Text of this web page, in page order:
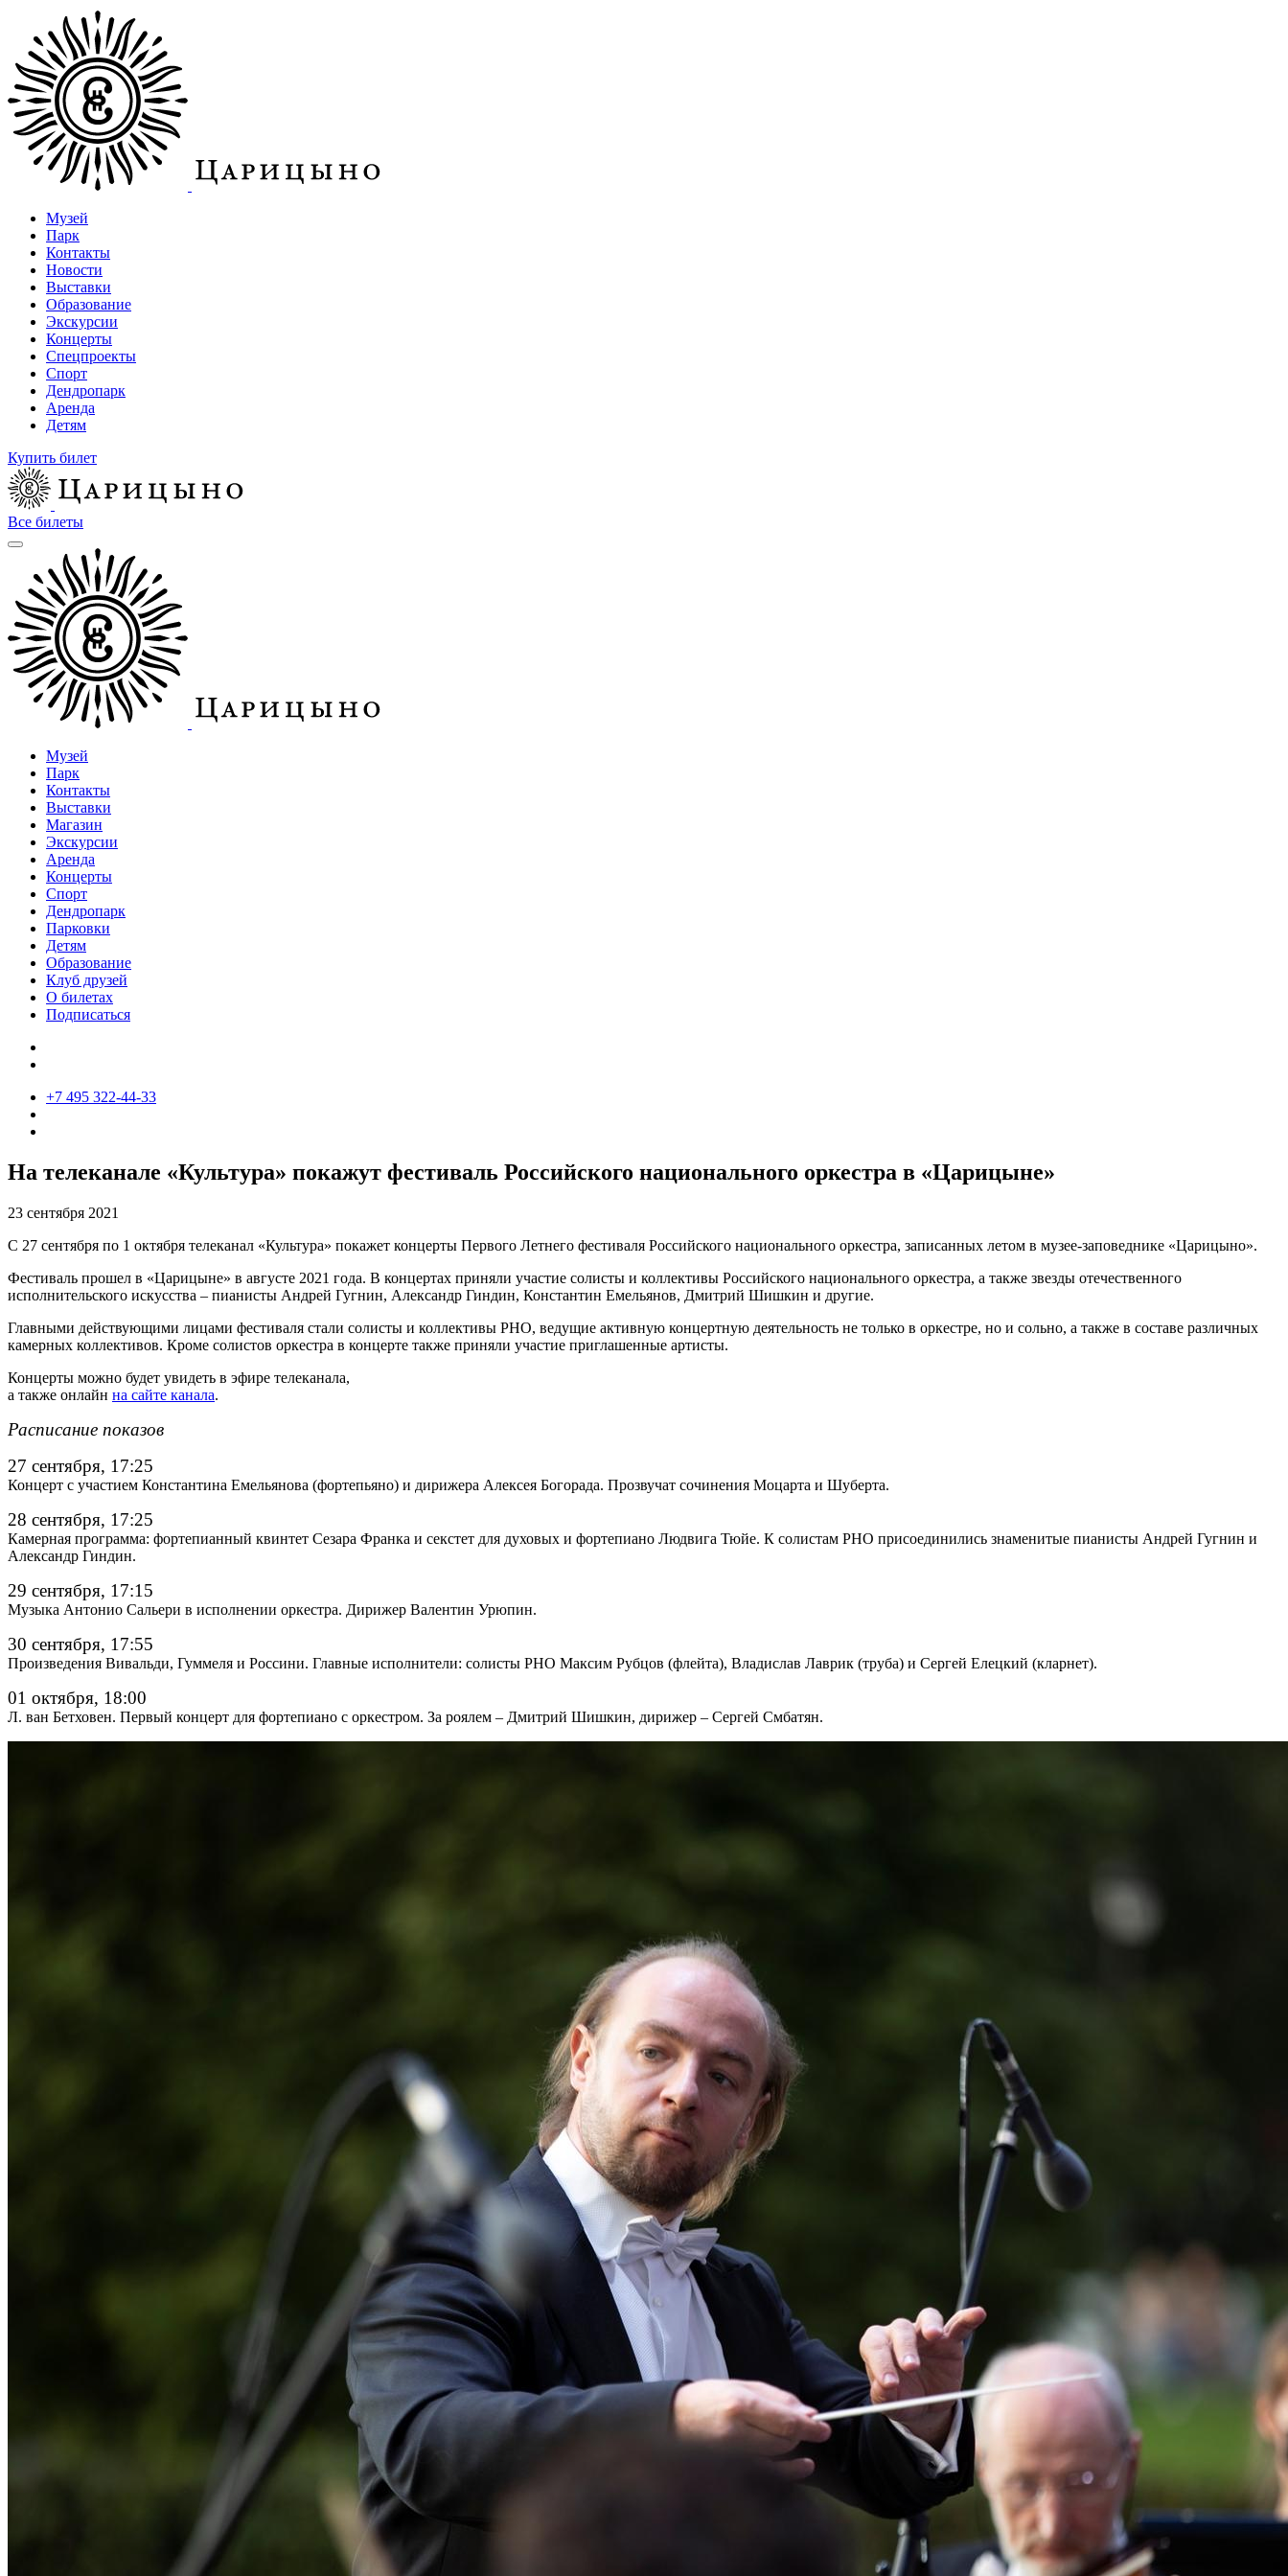
Музей
Парк
Контакты
Новости
Выставки
Образование
Экскурсии
Концерты
Спецпроекты
Спорт
Дендропарк
Аренда
Детям
Купить билет
Все билеты
Музей
Парк
Контакты
Выставки
Магазин
Экскурсии
Аренда
Концерты
Спорт
Дендропарк
Парковки
Детям
Образование
Клуб друзей
О билетах
Подписаться
+7 495 322-44-33
На телеканале «Культура» покажут фестиваль Российского национального оркестра в «Царицыне»
23 сентября 2021
С 27 сентября по 1 октября телеканал «Культура» покажет концерты Первого Летнего фестиваля Российского национального оркестра, записанных летом в музее-заповеднике «Царицыно».
Фестиваль прошел в «Царицыне» в августе 2021 года. В концертах приняли участие солисты и коллективы Российского национального оркестра, а также звезды отечественного
исполнительского искусства – пианисты Андрей Гугнин, Александр Гиндин, Константин Емельянов, Дмитрий Шишкин и другие.
Главными действующими лицами фестиваля стали солисты и коллективы РНО, ведущие активную концертную деятельность не только в оркестре, но и сольно, а также в составе различных
камерных коллективов. Кроме солистов оркестра в концерте также приняли участие приглашенные артисты.
Концерты можно будет увидеть в эфире телеканала,
а также онлайн на сайте канала.
Расписание показов
27 сентября, 17:25
Концерт с участием Константина Емельянова (фортепьяно) и дирижера Алексея Богорада. Прозвучат сочинения Моцарта и Шуберта.
28 сентября, 17:25
Камерная программа: фортепианный квинтет Сезара Франка и секстет для духовых и фортепиано Людвига Тюйе. К солистам РНО присоединились знаменитые пианисты Андрей Гугнин и
Александр Гиндин.
29 сентября, 17:15
Музыка Антонио Сальери в исполнении оркестра. Дирижер Валентин Урюпин.
30 сентября, 17:55
Произведения Вивальди, Гуммеля и Россини. Главные исполнители: солисты РНО Максим Рубцов (флейта), Владислав Лаврик (труба) и Сергей Елецкий (кларнет).
01 октября, 18:00
Л. ван Бетховен. Первый концерт для фортепиано с оркестром. За роялем – Дмитрий Шишкин, дирижер – Сергей Смбатян.